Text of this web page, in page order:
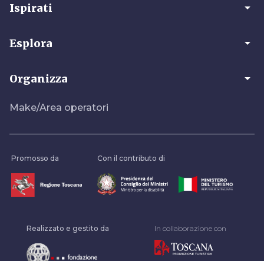
Ispirati arrow_drop_down
Esplora arrow_drop_down
Organizza arrow_drop_down
Make/Area operatori
Promosso da Con il contributo di
Realizzato e gestito da In collaborazione con